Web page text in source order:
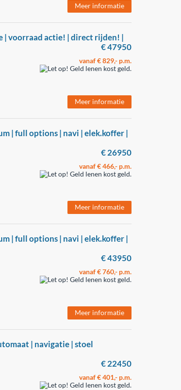
Meer informatie
| voorraad actie! | direct rijden! |
€ 47950
vanaf € 829,- p.m.
Meer informatie
| full options | navi | elek.koffer |
€ 26950
vanaf € 466,- p.m.
Meer informatie
| full options | navi | elek.koffer |
€ 43950
vanaf € 760,- p.m.
Meer informatie
| navigatie | stoel
€ 22450
vanaf € 401,- p.m.